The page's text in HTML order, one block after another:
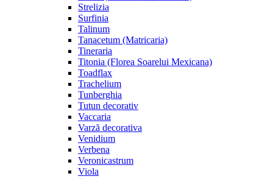
Strelizia
Surfinia
Talinum
Tanacetum (Matricaria)
Tineraria
Titonia (Florea Soarelui Mexicana)
Toadflax
Trachelium
Tunberghia
Tutun decorativ
Vaccaria
Varză decorativa
Venidium
Verbena
Veronicastrum
Viola